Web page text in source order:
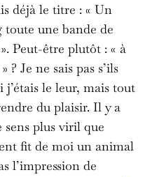
déjà le titre : « Un
une bande de
Peut-être plutôt : « à
? Je ne sais pas s’ils
j’étais le leur, mais tout
du plaisir. Il y a
sens plus viril que
fit de moi un animal
l’impression de